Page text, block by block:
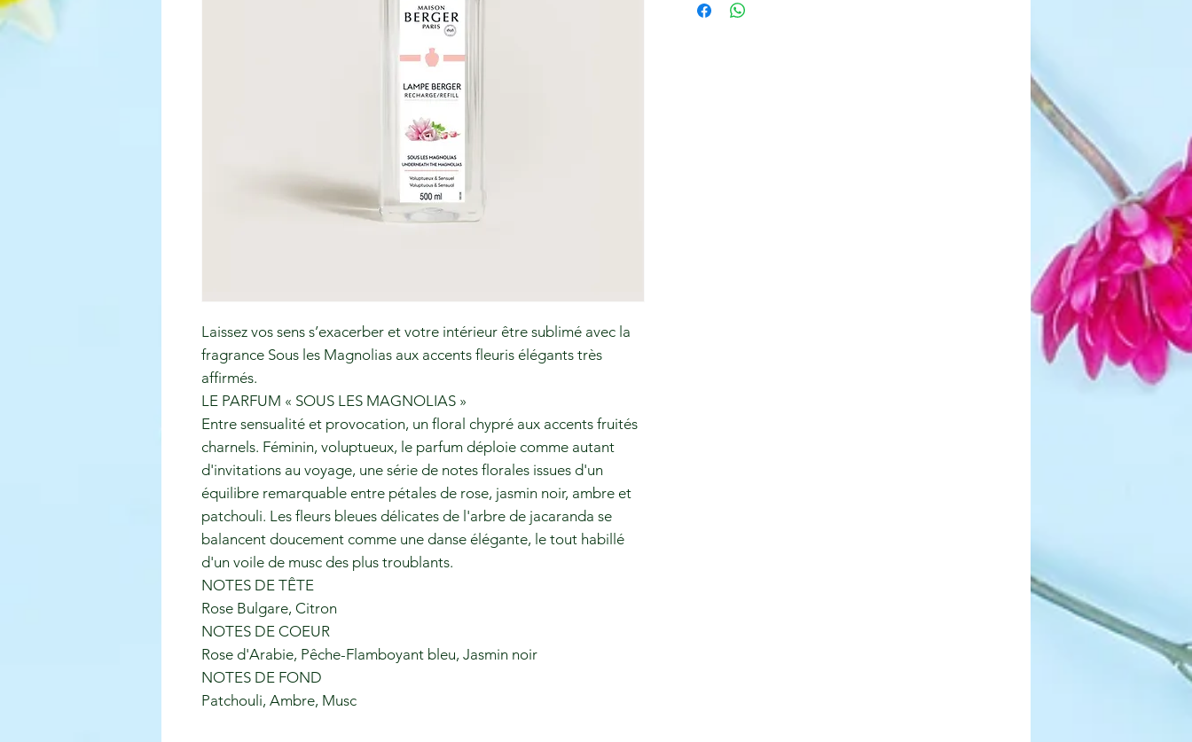
Laissez vos sens s’exacerber et votre intérieur être sublimé avec la
fragrance Sous les Magnolias aux accents fleuris élégants très
affirmés.
LE PARFUM « SOUS LES MAGNOLIAS »
Entre sensualité et provocation, un floral chypré aux accents fruités
charnels. Féminin, voluptueux, le parfum déploie comme autant
d'invitations au voyage, une série de notes florales issues d'un
équilibre remarquable entre pétales de rose, jasmin noir, ambre et
patchouli. Les fleurs bleues délicates de l'arbre de jacaranda se
balancent doucement comme une danse élégante, le tout habillé
d'un voile de musc des plus troublants.
NOTES DE TÊTE
Rose Bulgare, Citron
NOTES DE COEUR
Rose d'Arabie, Pêche-Flamboyant bleu, Jasmin noir
NOTES DE FOND
Patchouli, Ambre, Musc